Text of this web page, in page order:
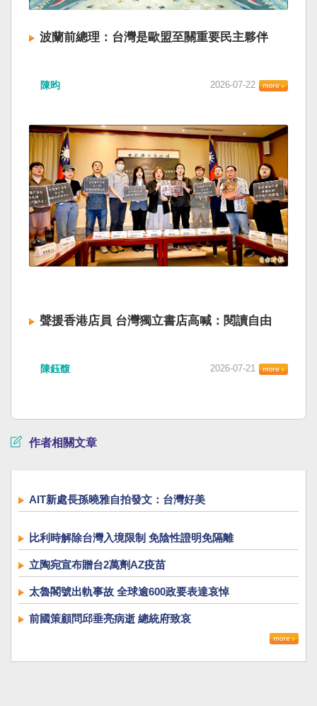
波蘭前總理：台灣是歐盟至關重要民主夥伴
陳昀 2026-07-22
聲援香港店員 台灣獨立書店高喊：閱讀自由
陳鈺馥 2026-07-21
作者相關文章
AIT新處長孫曉雅自拍發文：台灣好美
比利時解除台灣入境限制 免陰性證明免隔離
立陶宛宣布贈台2萬劑AZ疫苗
太魯閣號出軌事故 全球逾600政要表達哀悼
前國策顧問邱垂亮病逝 總統府致哀